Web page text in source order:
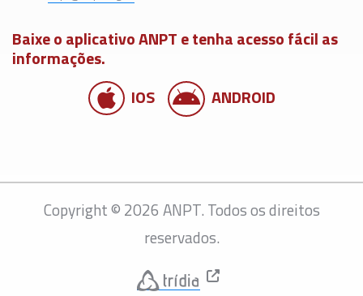
Baixe o aplicativo ANPT e tenha acesso fácil as
informações.
IOS
ANDROID
Copyright © 2026 ANPT. Todos os direitos
reservados.